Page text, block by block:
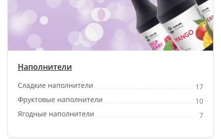
Наполнители
Сладкие наполнители
17
Фруктовые наполнители
10
Ягодные наполнители
7